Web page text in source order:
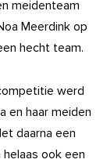
meidenteam
Meerdink op
hecht team.
werd
en haar meiden
daarna een
ook een